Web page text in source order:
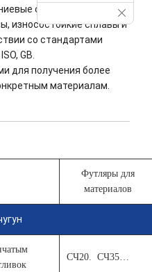
сплавы,
износостойкие сплавы и
со стандартами
GB.
для получения более
материалам.
Футляры для
материалов
СЧ20. СЧ35…